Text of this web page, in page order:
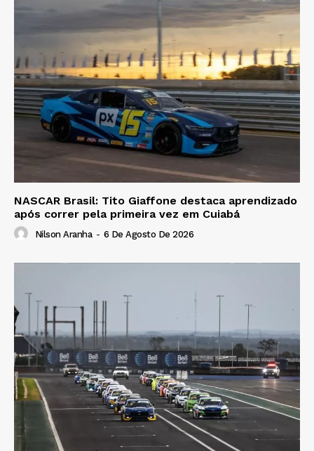
NASCAR Brasil: Tito Giaffone destaca aprendizado
após correr pela primeira vez em Cuiabá
Nilson Aranha - 6 De Agosto De 2026